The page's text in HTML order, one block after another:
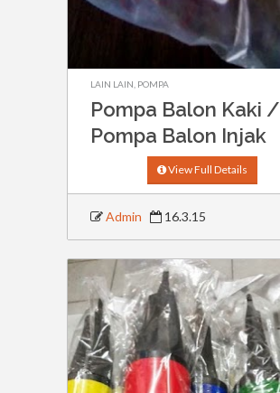
LAIN LAIN, POMPA
Pompa Balon Kaki /
Pompa Balon Injak
View Full Details
Admin 16.3.15